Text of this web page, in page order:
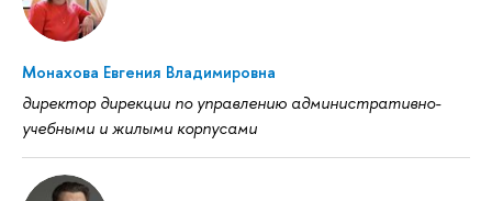
Монахова Евгения Владимировна
директор дирекции по управлению административно-
учебными и жилыми корпусами